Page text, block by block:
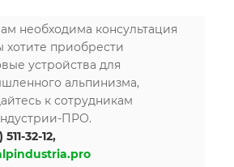
необходима консультация
хотите приобрести
устройства для
альпинизма,
к сотрудникам
ПРО.
32-12,